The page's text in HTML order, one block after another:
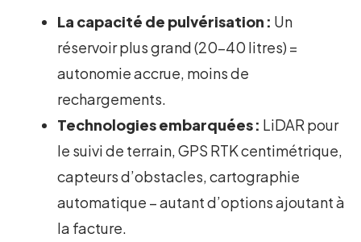
La capacité de pulvérisation : Un
réservoir plus grand (20-40 litres) =
autonomie accrue, moins de
rechargements.
Technologies embarquées : LiDAR pour
le suivi de terrain, GPS RTK centimétrique,
capteurs d’obstacles, cartographie
automatique – autant d’options ajoutant à
la facture.